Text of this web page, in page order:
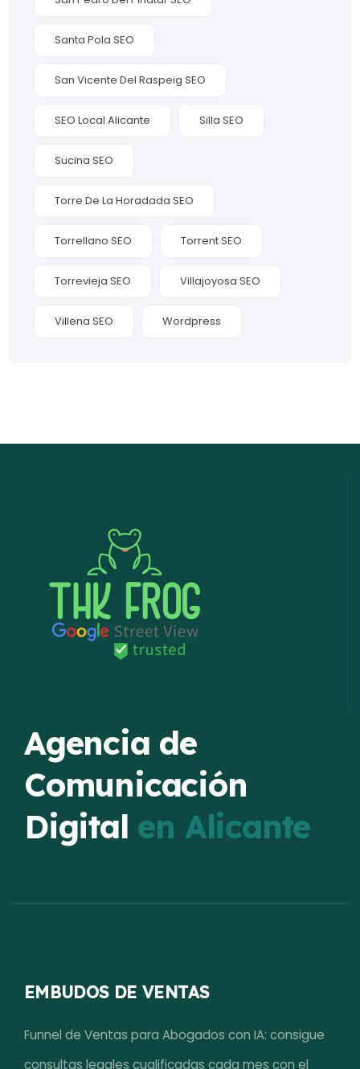
Santa Pola SEO
San Vicente Del Raspeig SEO
SEO Local Alicante Silla SEO
Sucina SEO
Torre De La Horadada SEO
Torrellano SEO Torrent SEO
Torrevieja SEO Villajoyosa SEO
Villena SEO Wordpress
Agencia de
Comunicación
Digital en Alicante
EMBUDOS DE VENTAS
Funnel de Ventas para Abogados con IA: consigue
consultas legales cualificadas cada mes con el